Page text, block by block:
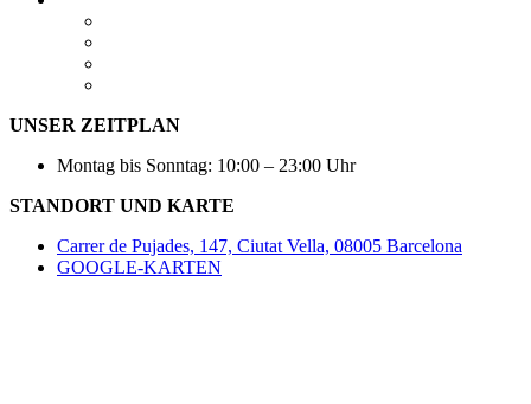
UNSER ZEITPLAN
Montag bis Sonntag: 10:00 – 23:00 Uhr
STANDORT UND KARTE
Carrer de Pujades, 147, Ciutat Vella, 08005 Barcelona
GOOGLE-KARTEN